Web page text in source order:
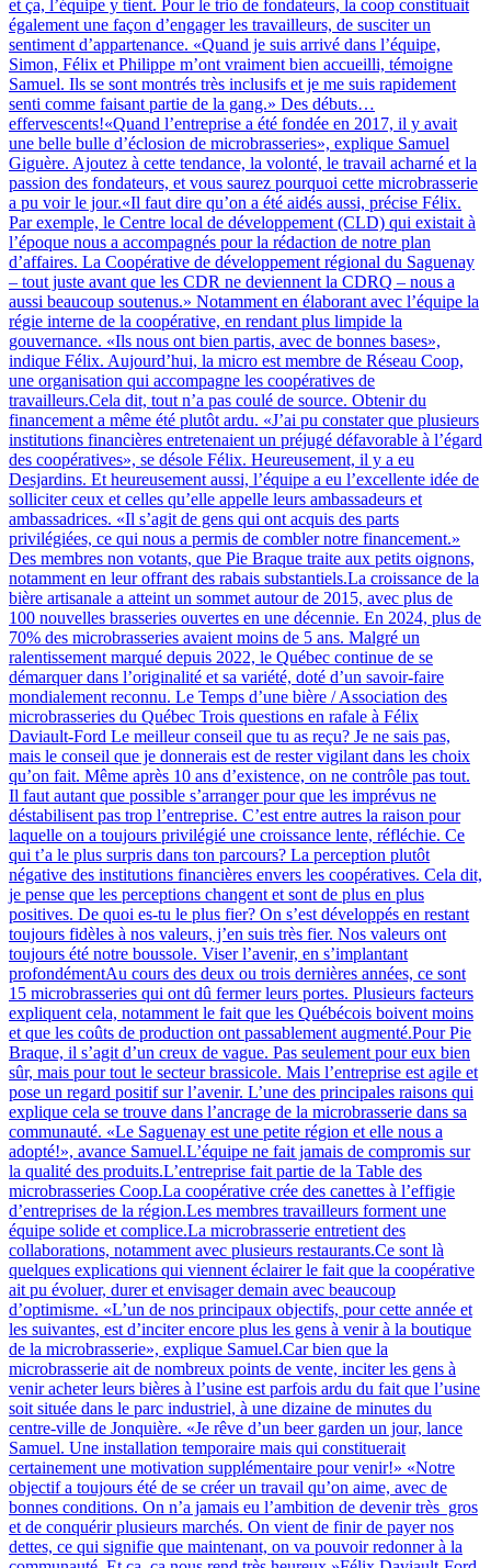
et ça, l’équipe y tient. Pour le trio de fondateurs, la coop constituait
également une façon d’engager les travailleurs, de susciter un
sentiment d’appartenance. «Quand je suis arrivé dans l’équipe,
Simon, Félix et Philippe m’ont vraiment bien accueilli, témoigne
Samuel. Ils se sont montrés très inclusifs et je me suis rapidement
senti comme faisant partie de la gang.» Des débuts…
effervescents!«Quand l’entreprise a été fondée en 2017, il y avait
une belle bulle d’éclosion de microbrasseries», explique Samuel
Giguère. Ajoutez à cette tendance, la volonté, le travail acharné et la
passion des fondateurs, et vous saurez pourquoi cette microbrasserie
a pu voir le jour.«Il faut dire qu’on a été aidés aussi, précise Félix.
Par exemple, le Centre local de développement (CLD) qui existait à
l’époque nous a accompagnés pour la rédaction de notre plan
d’affaires. La Coopérative de développement régional du Saguenay
– tout juste avant que les CDR ne deviennent la CDRQ – nous a
aussi beaucoup soutenus.» Notamment en élaborant avec l’équipe la
régie interne de la coopérative, en rendant plus limpide la
gouvernance. «Ils nous ont bien partis, avec de bonnes bases»,
indique Félix. Aujourd’hui, la micro est membre de Réseau Coop,
une organisation qui accompagne les coopératives de
travailleurs.Cela dit, tout n’a pas coulé de source. Obtenir du
financement a même été plutôt ardu. «J’ai pu constater que plusieurs
institutions financières entretenaient un préjugé défavorable à l’égard
des coopératives», se désole Félix. Heureusement, il y a eu
Desjardins. Et heureusement aussi, l’équipe a eu l’excellente idée de
solliciter ceux et celles qu’elle appelle leurs ambassadeurs et
ambassadrices. «Il s’agit de gens qui ont acquis des parts
privilégiées, ce qui nous a permis de combler notre financement.»
Des membres non votants, que Pie Braque traite aux petits oignons,
notamment en leur offrant des rabais substantiels.La croissance de la
bière artisanale a atteint un sommet autour de 2015, avec plus de
100 nouvelles brasseries ouvertes en une décennie. En 2024, plus de
70% des microbrasseries avaient moins de 5 ans. Malgré un
ralentissement marqué depuis 2022, le Québec continue de se
démarquer dans l’originalité et sa variété, doté d’un savoir-faire
mondialement reconnu. Le Temps d’une bière / Association des
microbrasseries du Québec Trois questions en rafale à Félix
Daviault-Ford Le meilleur conseil que tu as reçu? Je ne sais pas,
mais le conseil que je donnerais est de rester vigilant dans les choix
qu’on fait. Même après 10 ans d’existence, on ne contrôle pas tout.
Il faut autant que possible s’arranger pour que les imprévus ne
déstabilisent pas trop l’entreprise. C’est entre autres la raison pour
laquelle on a toujours privilégié une croissance lente, réfléchie. Ce
qui t’a le plus surpris dans ton parcours? La perception plutôt
négative des institutions financières envers les coopératives. Cela dit,
je pense que les perceptions changent et sont de plus en plus
positives. De quoi es-tu le plus fier? On s’est développés en restant
toujours fidèles à nos valeurs, j’en suis très fier. Nos valeurs ont
toujours été notre boussole. Viser l’avenir, en s’implantant
profondémentAu cours des deux ou trois dernières années, ce sont
15 microbrasseries qui ont dû fermer leurs portes. Plusieurs facteurs
expliquent cela, notamment le fait que les Québécois boivent moins
et que les coûts de production ont passablement augmenté.Pour Pie
Braque, il s’agit d’un creux de vague. Pas seulement pour eux bien
sûr, mais pour tout le secteur brassicole. Mais l’entreprise est agile et
pose un regard positif sur l’avenir. L’une des principales raisons qui
explique cela se trouve dans l’ancrage de la microbrasserie dans sa
communauté. «Le Saguenay est une petite région et elle nous a
adopté!», avance Samuel.L’équipe ne fait jamais de compromis sur
la qualité des produits.L’entreprise fait partie de la Table des
microbrasseries Coop.La coopérative crée des canettes à l’effigie
d’entreprises de la région.Les membres travailleurs forment une
équipe solide et complice.La microbrasserie entretient des
collaborations, notamment avec plusieurs restaurants.Ce sont là
quelques explications qui viennent éclairer le fait que la coopérative
ait pu évoluer, durer et envisager demain avec beaucoup
d’optimisme. «L’un de nos principaux objectifs, pour cette année et
les suivantes, est d’inciter encore plus les gens à venir à la boutique
de la microbrasserie», explique Samuel.Car bien que la
microbrasserie ait de nombreux points de vente, inciter les gens à
venir acheter leurs bières à l’usine est parfois ardu du fait que l’usine
soit située dans le parc industriel, à une dizaine de minutes du
centre-ville de Jonquière. «Je rêve d’un beer garden un jour, lance
Samuel. Une installation temporaire mais qui constituerait
certainement une motivation supplémentaire pour venir!» «Notre
objectif a toujours été de se créer un travail qu’on aime, avec de
bonnes conditions. On n’a jamais eu l’ambition de devenir très gros
et de conquérir plusieurs marchés. On vient de finir de payer nos
dettes, ce qui signifie que maintenant, on va pouvoir redonner à la